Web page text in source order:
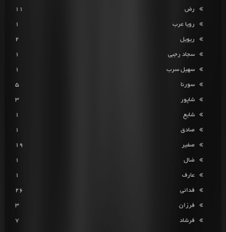
رض 11
رویا عرب 1
ریویل 2
سجاد رجبی 1
سهیل سرب 1
سورنا 5
شاپور 3
شایع 1
صادق 1
صفیر 19
ضال 1
عارف 1
فدائی 26
فرزان 3
فرشاد 7